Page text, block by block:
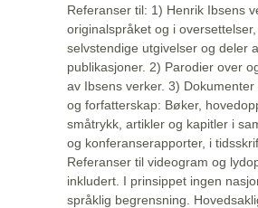
Referanser til: 1) Henrik Ibsens
originalspråket og i
selvstendige utgivelser og deler
publikasjoner. 2) Parodier over
av Ibsens verker. 3)
og forfatterskap: Bøker,
småtrykk, artikler og kapitler i
og konferanserapporter, i
Referanser til videogram og
inkludert. I prinsippet ingen
språklig begrensning.